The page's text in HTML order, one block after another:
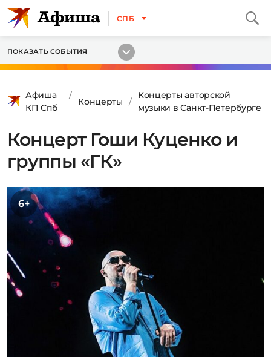
СПБ
ПОКАЗАТЬ СОБЫТИЯ
Афиша
КП Спб
Концерты
Концерты авторской
музыки в Санкт-Петербурге
Концерт Гоши Куценко и
группы «ГК»
6+